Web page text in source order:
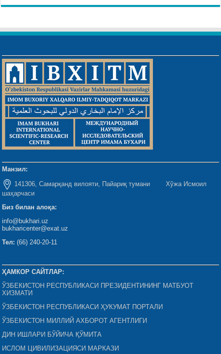
Манзил:
141306, Самарқанд вилояти, Пайариқ тумани Хўжа Исмоил
шаҳарчаси
Биз билан алоқа:
info@bukhari.uz
bukharicenter@exat.uz
Тел: (66) 240-20-11
ҲАМКОР САЙТЛАР:
ЎЗБЕКИСТОН РЕСПУБЛИКАСИ ПРЕЗИДЕНТИНИНГ МАТБУОТ
ХИЗМАТИ
ЎЗБЕКИСТОН РЕСПУБЛИКАСИ ҲУКУМАТ ПОРТАЛИ
ЎЗБЕКИСТОН МИЛЛИЙ АХБОРОТ АГЕНТЛИГИ
ДИН ИШЛАРИ БЎЙИЧА ҚЎМИТА
ИСЛОМ ЦИВИЛИЗАЦИЯСИ МАРКАЗИ